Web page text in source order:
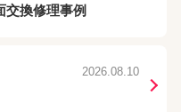
換修理事例
2026.08.10